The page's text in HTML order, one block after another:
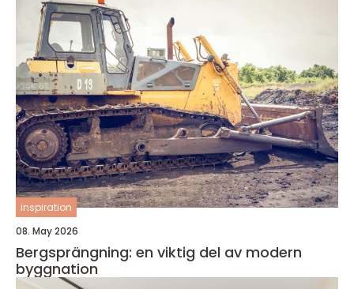
inspiration
08. May 2026
Bergsprängning: en viktig del av modern
byggnation